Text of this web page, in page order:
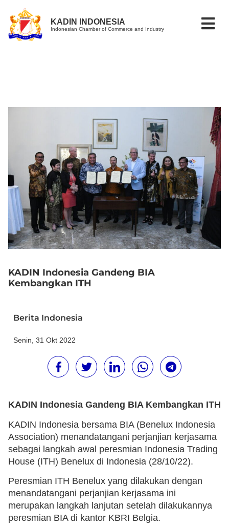
KADIN INDONESIA
Indonesian Chamber of Commerce and Industry
KADIN Indonesia Gandeng BIA
Kembangkan ITH
Berita Indonesia
Senin, 31 Okt 2022
KADIN Indonesia Gandeng BIA Kembangkan ITH
KADIN Indonesia bersama BIA (Benelux Indonesia
Association) menandatangani perjanjian kerjasama
sebagai langkah awal peresmian Indonesia Trading
House (ITH) Benelux di Indonesia (28/10/22).
Peresmian ITH Benelux yang dilakukan dengan
menandatangani perjanjian kerjasama ini
merupakan langkah lanjutan setelah dilakukannya
peresmian BIA di kantor KBRI Belgia.